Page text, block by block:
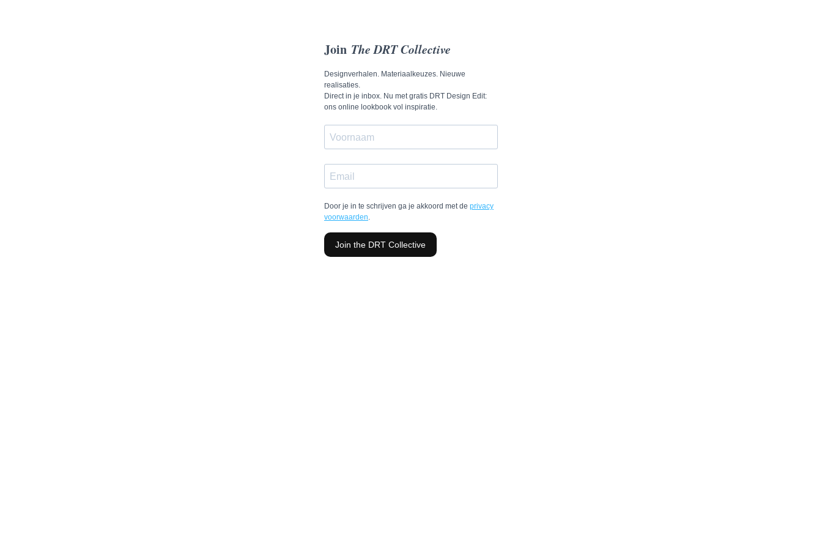
Join The DRT Collective
Designverhalen. Materiaalkeuzes. Nieuwe
realisaties.
Direct in je inbox. Nu met gratis DRT Design Edit:
ons online lookbook vol inspiratie.
Door je in te schrijven ga je akkoord met de privacy
voorwaarden.
Join the DRT Collective